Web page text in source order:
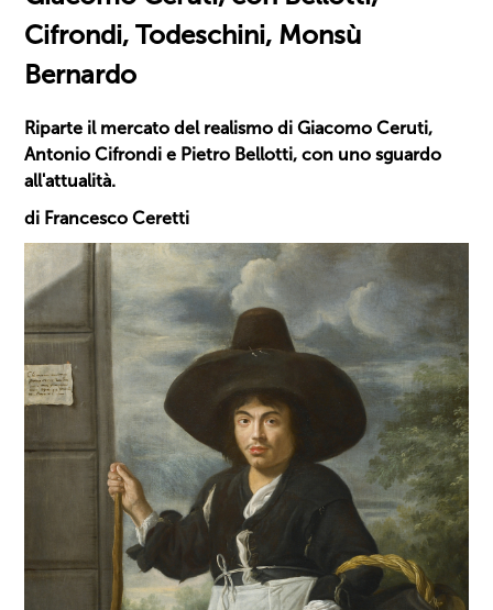
Cifrondi, Todeschini, Monsù
Bernardo
Riparte il mercato del realismo di Giacomo Ceruti,
Antonio Cifrondi e Pietro Bellotti, con uno sguardo
all'attualità.
di Francesco Ceretti